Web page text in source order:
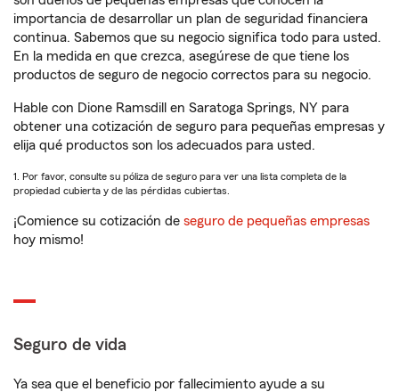
importancia de desarrollar un plan de seguridad financiera
continua. Sabemos que su negocio significa todo para usted.
En la medida en que crezca, asegúrese de que tiene los
productos de seguro de negocio correctos para su negocio.
Hable con Dione Ramsdill en Saratoga Springs, NY para
obtener una cotización de seguro para pequeñas empresas y
elija qué productos son los adecuados para usted.
1. Por favor, consulte su póliza de seguro para ver una lista completa de la
propiedad cubierta y de las pérdidas cubiertas.
¡Comience su cotización de seguro de pequeñas empresas
hoy mismo!
Seguro de vida
Ya sea que el beneficio por fallecimiento ayude a su